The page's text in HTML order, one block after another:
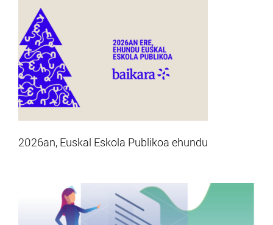
2026an, Euskal Eskola Publikoa ehundu